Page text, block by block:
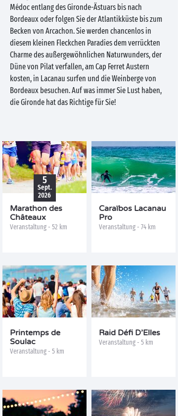
Médoc entlang des Gironde-Ästuars bis nach
Bordeaux oder folgen Sie der Atlantikküste bis zum
Becken von Arcachon. Sie werden chancenlos in
diesem kleinen Fleckchen Paradies dem verrückten
Charme des außergewöhnlichen Naturwunders, der
Düne von Pilat verfallen, am Cap Ferret Austern
kosten, in Lacanau surfen und die Weinberge von
Bordeaux besuchen. Auf was immer Sie Lust haben,
die Gironde hat das Richtige für Sie!
5
Sept.
2026
Marathon des
Châteaux
Veranstaltung - 52 km
Caraïbos Lacanau
Pro
Veranstaltung - 74 km
Printemps de
Soulac
Veranstaltung - 5 km
Raid Défi D’Elles
Veranstaltung - 5 km